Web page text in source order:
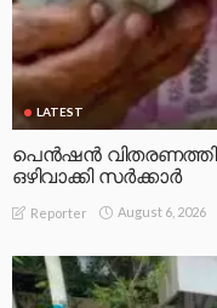
LATEST
പെൻഷൻ
ഒഴിവാക്കി സർക്കാർ
Reporter August 6, 2026